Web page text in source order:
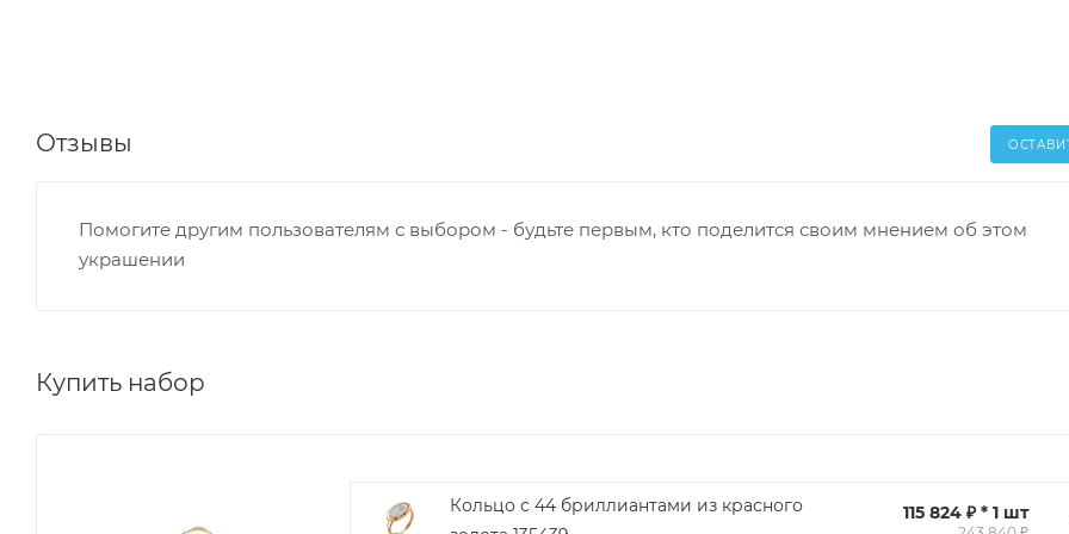
Отзывы
Помогите другим пользователям с выбором - будьте первым, кто поделится своим мнением об этом
украшении
Купить набор
Кольцо с 44 бриллиантами из красного
115 824 ₽ * 1 шт